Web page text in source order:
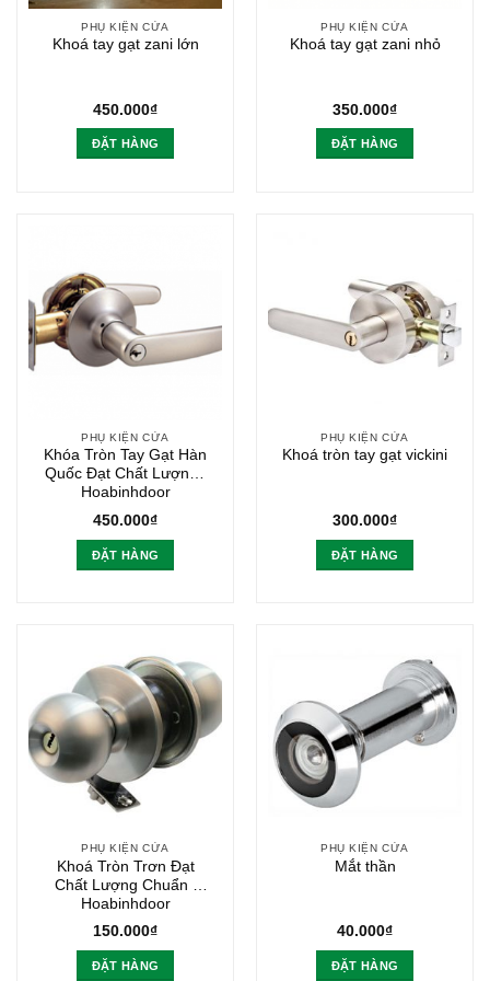
PHỤ KIỆN CỬA
Khoá tay gạt zani lớn
450.000₫
ĐẶT HÀNG
PHỤ KIỆN CỬA
Khoá tay gạt zani nhỏ
350.000₫
ĐẶT HÀNG
PHỤ KIỆN CỬA
Khóa Tròn Tay Gạt Hàn
Quốc Đạt Chất Lượng |
Hoabinhdoor
450.000₫
ĐẶT HÀNG
PHỤ KIỆN CỬA
Khoá tròn tay gạt vickini
300.000₫
ĐẶT HÀNG
PHỤ KIỆN CỬA
Khoá Tròn Trơn Đạt
Chất Lượng Chuẩn |
Hoabinhdoor
150.000₫
ĐẶT HÀNG
PHỤ KIỆN CỬA
Mắt thần
40.000₫
ĐẶT HÀNG